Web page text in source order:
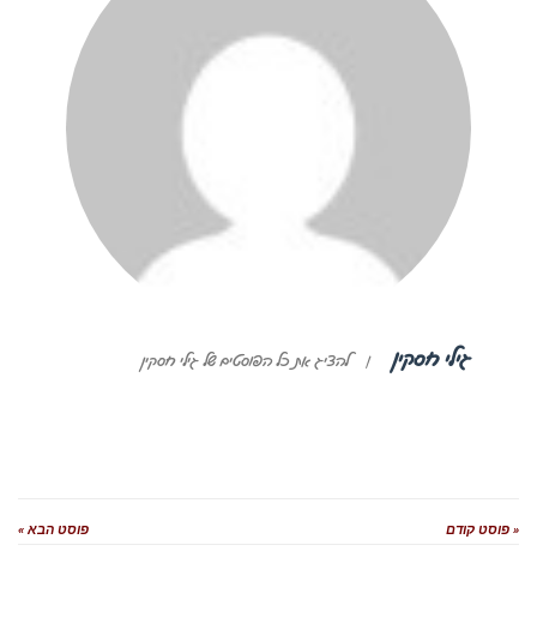
גילי חסקין | להציג את כל הפוסטים של גילי חסקין
« פוסט קודם פוסט הבא »